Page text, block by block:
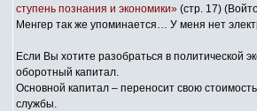
ступень познания и экономики» (стр. 17)
Менгер так же упоминается… У меня нет
Если Вы хотите разобраться в политической
оборотный капитал.
Основной капитал – переносит свою
службы.